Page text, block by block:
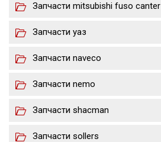
Запчасти mitsubishi fuso canter
Запчасти уаз
Запчасти naveco
Запчасти nemo
Запчасти shacman
Запчасти sollers